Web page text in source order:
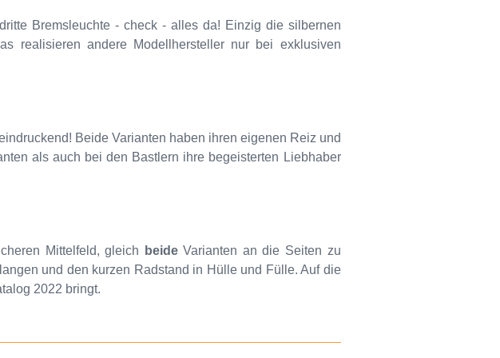
Bremsleuchte - check - alles da! Einzig die silbernen
realisieren andere Modellhersteller nur bei exklusiven
Beide Varianten haben ihren eigenen Reiz und
als auch bei den Bastlern ihre begeisterten Liebhaber
Mittelfeld, gleich beideVarianten an die Seiten zu
und den kurzen Radstand in Hülle und Fülle. Auf die
2022 bringt.